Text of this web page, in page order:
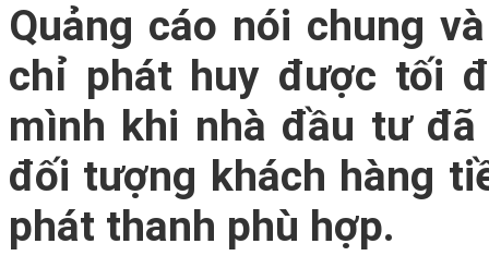
Quảng cáo nói chung
chỉ phát huy được tối
mình khi nhà đầu tư
đối tượng khách hàng
phát thanh phù hợp.